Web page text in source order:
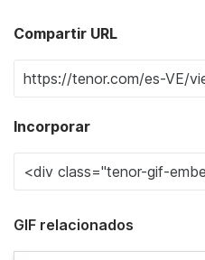
Compartir URL
Incorporar
GIF relacionados